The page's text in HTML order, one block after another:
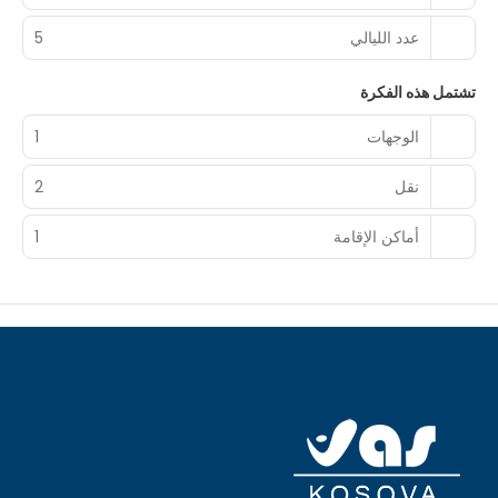
عدد الليالي 5
تشتمل هذه الفكرة
الوجهات
1
نقل 2
أماكن الإقامة 1